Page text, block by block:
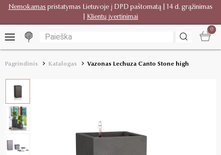
Nemokamas pristatymas Lietuvoje į DPD paštomatą | 14 d. grąžinimas
Klientų įvertinimai
0
Pagrindinis Katalogas Vazonas Lechuza Canto Stone high